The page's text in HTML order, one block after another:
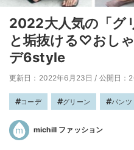
2022大人気の「グ
と垢抜ける♡おし
デ6style
更新日：2022年6月23日 / 公開日：
コーデ グリーン パンツ
michill ファッション